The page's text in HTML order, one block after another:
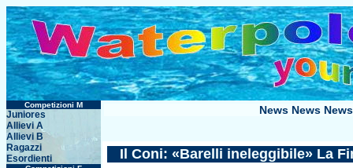
Competizioni M
Juniores
Allievi A
Allievi B
Ragazzi
Esordienti
News News News
Il Coni: «Barelli ineleggibile» La